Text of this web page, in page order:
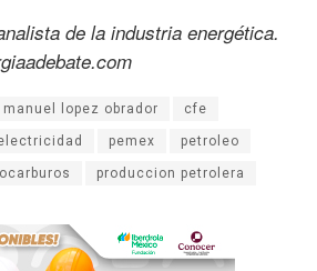
de la industria energética.
lopez obrador cfe
pemex petroleo
produccion petrolera